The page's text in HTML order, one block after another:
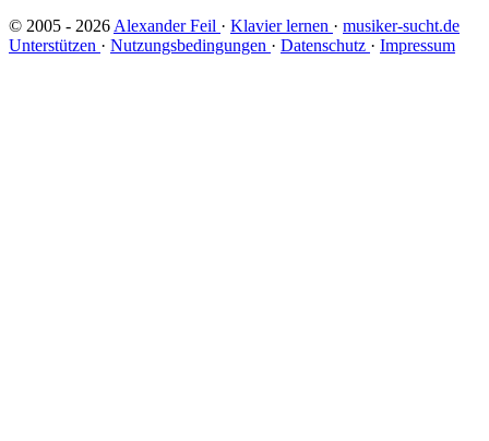
© 2005 - 2026Alexander Feil · Klavier lernen · musiker-sucht.de
Unterstützen · Nutzungsbedingungen · Datenschutz · Impressum